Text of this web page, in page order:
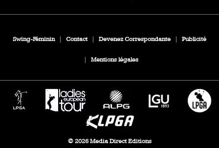
Swing-Féminin Contact Devenez Correspondante Publicité
Mentions légales
© 2026 Media Direct Editions